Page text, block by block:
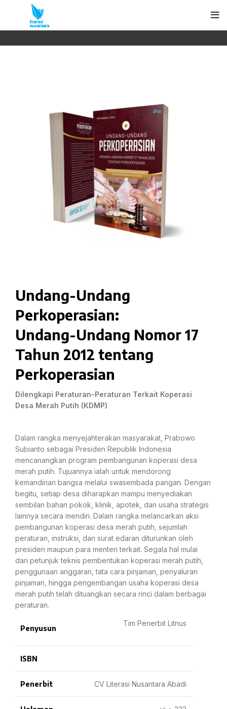
Undang-Undang
Perkoperasian:
Undang-Undang Nomor 17
Tahun 2012 tentang
Perkoperasian
Dilengkapi Peraturan-Peraturan Terkait Koperasi
Desa Merah Putih (KDMP)
Dalam rangka menyejahterakan masyarakat, Prabowo
Subianto sebagai Presiden Republik Indonesia
mencanangkan program pembangunan koperasi desa
merah putih. Tujuannya ialah untuk mendorong
kemandirian bangsa melalui swasembada pangan. Dengan
begitu, setiap desa diharapkan mampu menyediakan
sembilan bahan pokok, klinik, apotek, dan usaha strategis
lainnya secara mendiri. Dalam rangka melancarkan aksi
pembangunan koperasi desa merah putih, sejumlah
peraturan, instruksi, dan surat edaran diturunkan oleh
presiden maupun para menteri terkait. Segala hal mulai
dari petunjuk teknis pembentukan koperasi merah putih,
penggunaan anggaran, tata cara pinjaman, penyaluran
pinjaman, hingga pengembangan usaha koperasi desa
merah putih telah dituangkan secara rinci dalam berbagai
peraturan.
Penyusun
Tim Penerbit Litnus
ISBN
Penerbit CV Literasi Nusantara Abadi